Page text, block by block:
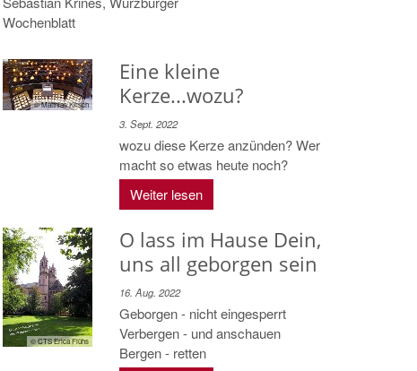
Wochenblatt
© Matthias Kirsch
Eine kleine
Kerze...wozu?
3. Sept. 2022
wozu diese Kerze anzünden? Wer
macht so etwas heute noch?
Weiter lesen
© CTS Erica Flühs
O lass im Hause Dein,
uns all geborgen sein
16. Aug. 2022
Geborgen - nicht eingesperrt
Verbergen - und anschauen
Bergen - retten